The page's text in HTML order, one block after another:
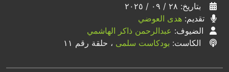
بتاريخ: ٢٨ / ٠٩ / ٢٠٢٥
تقديم: هدى العوضي
الضيوف: عبدالرحمن ذاكر الهاشمي
الكاست: بودكاست سلمى ، حلقة رقم ١١